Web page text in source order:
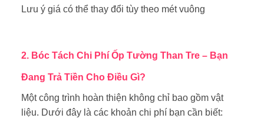
Lưu ý giá có thể thay đổi tùy theo mét vuông
2. Bóc Tách Chi Phí Ốp Tường Than Tre – Bạn
Đang Trả Tiền Cho Điều Gì?
Một công trình hoàn thiện không chỉ bao gồm vật
liệu. Dưới đây là các khoản chi phí bạn cần biết: